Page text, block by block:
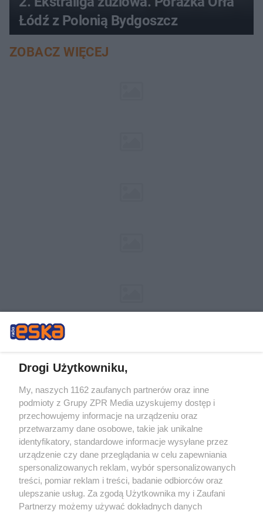
Łódź z Polonią Bydgoszcz
ZOBACZ WIĘCEJ
Żaden utwór zamieszczony w serwisie nie może być powielany i
rozpowszechniany lub dalej rozpowszechniany w jakikolwiek sposób (w
tym także elektroniczny lub mechaniczny) na jakimkolwiek polu
eksploatacji w jakiejkolwiek formie, włącznie z umieszczaniem w Internecie
bez pisemnej zgody właściciela praw. Jakiekolwiek użycie lub
wykorzystanie utworów w całości lub w części z naruszeniem prawa, tzn.
bez właściwej zgody, jest zabronione pod groźbą kary i może być ścigane
prawnie.
Drogi Użytkowniku,
My, naszych 1162 zaufanych partnerów oraz inne
podmioty z Grupy ZPR Media uzyskujemy dostęp i
przechowujemy informacje na urządzeniu oraz
przetwarzamy dane osobowe, takie jak unikalne
identyfikatory, standardowe informacje wysyłane przez
urządzenie czy dane przeglądania w celu zapewniania
spersonalizowanych reklam, wybór spersonalizowanych
treści, pomiar reklam i treści, badanie odbiorców oraz
ulepszanie usług. Za zgodą Użytkownika my i Zaufani
Partnerzy możemy używać dokładnych danych